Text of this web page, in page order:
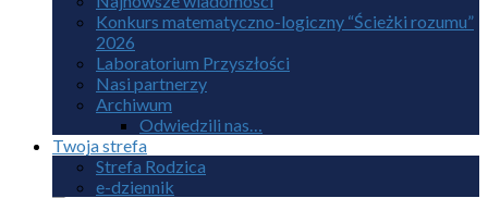
Konkurs matematyczno-logiczny “Ścieżki rozumu”
2026
Laboratorium Przyszłości
Nasi partnerzy
Archiwum
Odwiedzili nas…
Twoja strefa
Strefa Rodzica
e-dziennik